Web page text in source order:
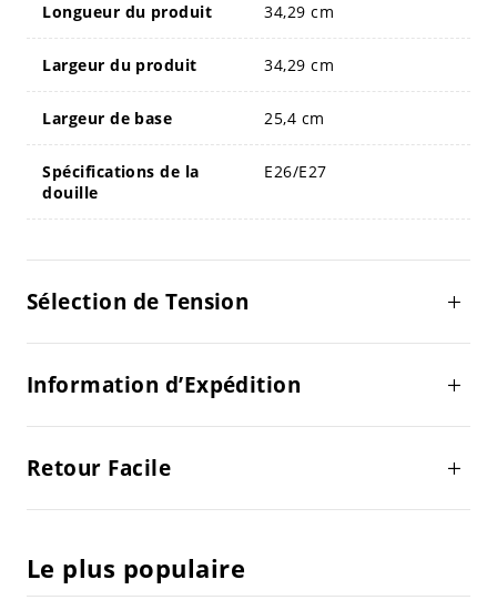
Longueur du produit 34,29 cm
Largeur du produit 34,29 cm
Largeur de base 25,4 cm
Spécifications de la
douille
E26/E27
Sélection de Tension
Information d’Expédition
Retour Facile
Le plus populaire